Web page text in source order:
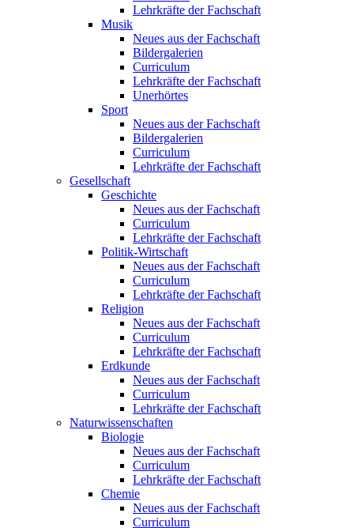
Lehrkräfte der Fachschaft
Musik
Neues aus der Fachschaft
Bildergalerien
Curriculum
Lehrkräfte der Fachschaft
Unerhörtes
Sport
Neues aus der Fachschaft
Bildergalerien
Curriculum
Lehrkräfte der Fachschaft
Gesellschaft
Geschichte
Neues aus der Fachschaft
Curriculum
Lehrkräfte der Fachschaft
Politik-Wirtschaft
Neues aus der Fachschaft
Curriculum
Lehrkräfte der Fachschaft
Religion
Neues aus der Fachschaft
Curriculum
Lehrkräfte der Fachschaft
Erdkunde
Neues aus der Fachschaft
Curriculum
Lehrkräfte der Fachschaft
Naturwissenschaften
Biologie
Neues aus der Fachschaft
Curriculum
Lehrkräfte der Fachschaft
Chemie
Neues aus der Fachschaft
Curriculum